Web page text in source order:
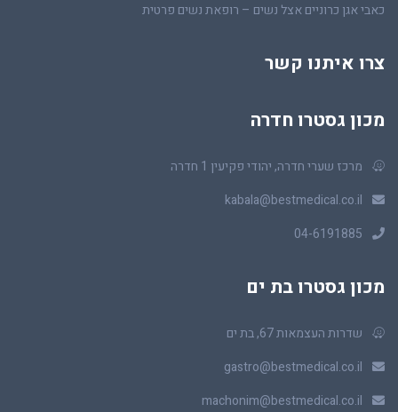
כאבי אגן כרוניים אצל נשים – רופאת נשים פרטית
צרו איתנו קשר
מכון גסטרו חדרה
מרכז שערי חדרה, יהודי פקיעין 1 חדרה
kabala@bestmedical.co.il
04-6191885
מכון גסטרו בת ים
שדרות העצמאות 67, בת ים
gastro@bestmedical.co.il
machonim@bestmedical.co.il